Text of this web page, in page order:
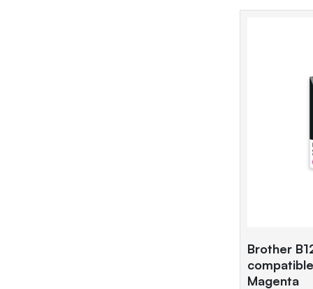
Brother
Magenta